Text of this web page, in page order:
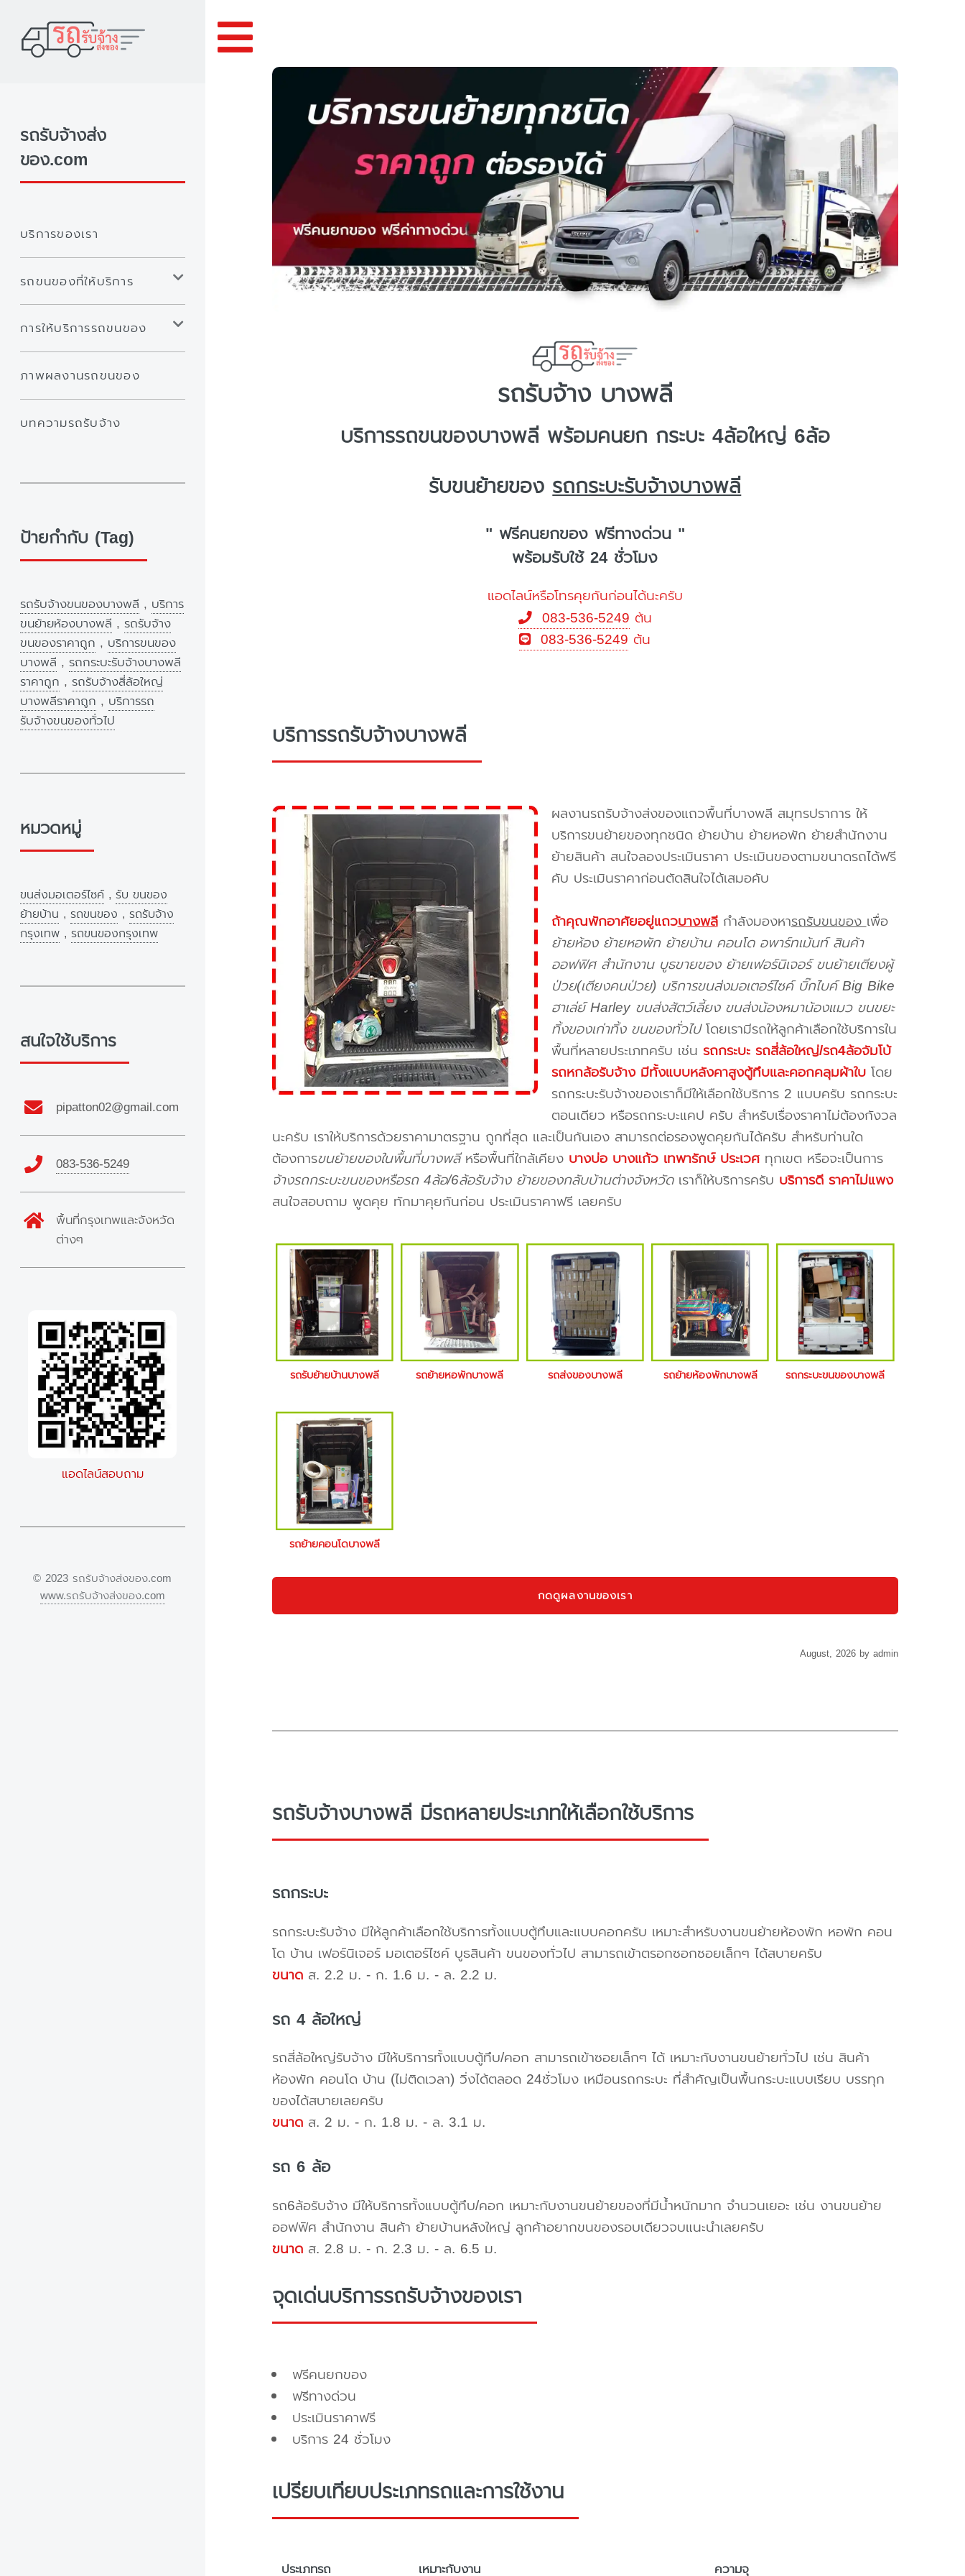
รถรับจ้าง บางพลี
บริการรถขนของบางพลีพร้อมคนยก กระบะ 4ล้อใหญ่ 6ล้อ
รับขนย้ายของรถกระบะรับจ้างบางพลี
" ฟรีคนยกของ ฟรีทางด่วน "
พร้อมรับใช้ 24 ชั่วโมง
แอดไลน์หรือโทรคุยกันก่อนได้นะครับ
083-536-5249 ต้น
083-536-5249 ต้น
บริการรถรับจ้างบางพลี
ผลงานรถรับจ้างส่งของแถวพื้นที่บางพลี สมุทรปราการ ให้
บริการขนย้ายของทุกชนิด ย้ายบ้าน ย้ายหอพัก ย้ายสำนักงาน
ย้ายสินค้า สนใจลองประเมินราคา ประเมินของตามขนาดรถได้ฟรี
คับ ประเมินราคาก่อนตัดสินใจได้เสมอคับ
ถ้าคุณพักอาศัยอยู่แถวบางพลีกำลังมองหารถรับขนของเพื่อ
ย้ายห้อง ย้ายหอพัก ย้ายบ้าน คอนโด อพาร์ทเม้นท์ สินค้า
ออฟฟิศ สำนักงาน บูธขายของ ย้ายเฟอร์นิเจอร์ ขนย้ายเตียงผู้
ป่วย(เตียงคนป่วย) บริการขนส่งมอเตอร์ไซค์ บิ๊กไบค์ Big Bike
ฮาเล่ย์ Harley ขนส่งสัตว์เลี้ยง ขนส่งน้องหมาน้องแมว ขนขยะ
ทิ้งของเก่าทิ้ง ขนของทั่วไปโดยเรามีรถให้ลูกค้าเลือกใช้บริการใน
พื้นที่หลายประเภทครับ เช่น รถกระบะ รถสี่ล้อใหญ่/รถ4ล้อจัมโบ้
รถหกล้อรับจ้าง มีทั้งแบบหลังคาสูงตู้ทึบและคอกคลุมผ้าใบโดย
รถกระบะรับจ้างของเราก็มีให้เลือกใช้บริการ 2 แบบครับ รถกระบะ
ตอนเดียว หรือรถกระบะแคป ครับ สำหรับเรื่องราคาไม่ต้องกังวล
นะครับ เราให้บริการด้วยราคามาตรฐาน ถูกที่สุด และเป็นกันเอง สามารถต่อรองพูดคุยกันได้ครับ สำหรับท่านใด
ต้องการขนย้ายของในพื้นที่บางพลีหรือพื้นที่ใกล้เคียง บางบ่อ บางแก้ว เทพารักษ์ ประเวศทุกเขต หรือจะเป็นการ
จ้างรถกระบะขนของหรือรถ 4ล้อ/6ล้อรับจ้าง ย้ายของกลับบ้านต่างจังหวัดเราก็ให้บริการครับ บริการดี ราคาไม่แพง
สนใจสอบถาม พูดคุย ทักมาคุยกันก่อน ประเมินราคาฟรี เลยครับ
รถรับย้ายบ้านบางพลี รถย้ายหอพักบางพลี รถส่งของบางพลี รถย้ายห้องพักบางพลี รถกระบะขนของบางพลี
รถย้ายคอนโดบางพลี
กดดูผลงานของเรา
August, 2026 by admin
รถรับจ้างบางพลี มีรถหลายประเภทให้เลือกใช้บริการ
รถกระบะ
รถกระบะรับจ้าง มีให้ลูกค้าเลือกใช้บริการทั้งแบบตู้ทึบและแบบคอกครับ เหมาะสำหรับงานขนย้ายห้องพัก หอพัก คอน
โด บ้าน เฟอร์นิเจอร์ มอเตอร์ไซค์ บูธสินค้า ขนของทั่วไป สามารถเข้าตรอกซอกซอยเล็กๆ ได้สบายครับ
ขนาดส. 2.2 ม. - ก. 1.6 ม. - ล. 2.2 ม.
รถ 4 ล้อใหญ่
รถสี่ล้อใหญ่รับจ้าง มีให้บริการทั้งแบบตู้ทึบ/คอก สามารถเข้าซอยเล็กๆ ได้ เหมาะกับงานขนย้ายทั่วไป เช่น สินค้า
ห้องพัก คอนโด บ้าน (ไม่ติดเวลา) วิ่งได้ตลอด 24ชั่วโมง เหมือนรถกระบะ ที่สำคัญเป็นพื้นกระบะแบบเรียบ บรรทุก
ของได้สบายเลยครับ
ขนาดส. 2 ม. - ก. 1.8 ม. - ล. 3.1 ม.
รถ 6 ล้อ
รถ6ล้อรับจ้าง มีให้บริการทั้งแบบตู้ทึบ/คอก เหมาะกับงานขนย้ายของที่มีน้ำหนักมาก จำนวนเยอะ เช่น งานขนย้าย
ออฟฟิศ สำนักงาน สินค้า ย้ายบ้านหลังใหญ่ ลูกค้าอยากขนของรอบเดียวจบแนะนำเลยครับ
ขนาดส. 2.8 ม. - ก. 2.3 ม. - ล. 6.5 ม.
จุดเด่นบริการรถรับจ้างของเรา
ฟรีคนยกของ
ฟรีทางด่วน
ประเมินราคาฟรี
บริการ 24 ชั่วโมง
เปรียบเทียบประเภทรถและการใช้งาน
ประเภทรถ เหมาะกับงาน ความจุ
รถรับจ้างส่ง
ของ.com
บริการของเรา
รถขนของที่ให้บริการ
การให้บริการรถขนของ
ภาพผลงานรถขนของ
บทความรถรับจ้าง
ป้ายกำกับ (Tag)
รถรับจ้างขนของบางพลี , บริการ
ขนย้ายห้องบางพลี , รถรับจ้าง
ขนของราคาถูก , บริการขนของ
บางพลี , รถกระบะรับจ้างบางพลี
ราคาถูก , รถรับจ้างสี่ล้อใหญ่
บางพลีราคาถูก , บริการรถ
รับจ้างขนของทั่วไป
หมวดหมู่
ขนส่งมอเตอร์ไซค์ , รับ ขนของ
ย้ายบ้าน , รถขนของ , รถรับจ้าง
กรุงเทพ , รถขนของกรุงเทพ
สนใจใช้บริการ
pipatton02@gmail.com
083-536-5249
พื้นที่กรุงเทพและจังหวัด
ต่างๆ
แอดไลน์สอบถาม
© 2023 รถรับจ้างส่งของ.com
www.รถรับจ้างส่งของ.com